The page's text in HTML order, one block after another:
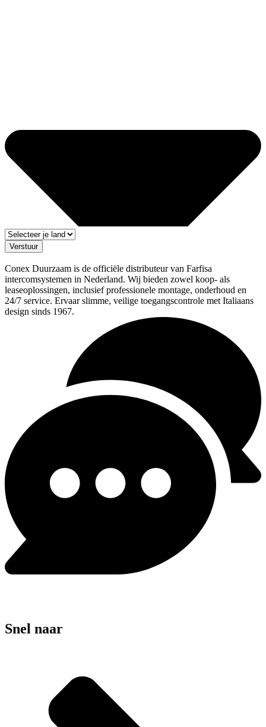
Verstuur
Conex Duurzaam is de officiële distributeur van Farfisa
intercomsystemen in Nederland. Wij bieden zowel koop- als
leaseoplossingen, inclusief professionele montage, onderhoud en
24/7 service. Ervaar slimme, veilige toegangscontrole met Italiaans
design sinds 1967.
Snel naar